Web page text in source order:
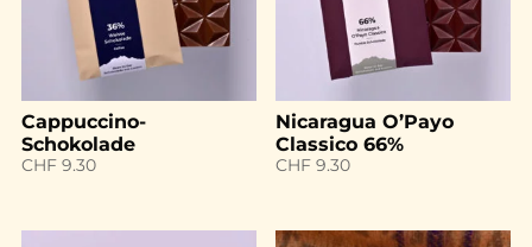
Cappuccino-
Schokolade
CHF9.30
Nicaragua O’Payo
Classico 66%
CHF 9.30